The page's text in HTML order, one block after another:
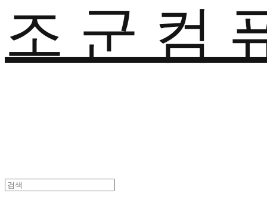
조 군 컴